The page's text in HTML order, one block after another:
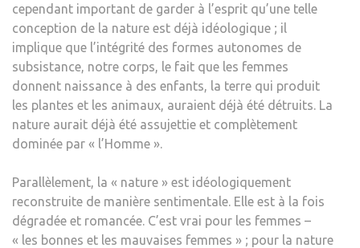
cependant important de garder à l’esprit qu’une telle
conception de la nature est déjà idéologique ; il
implique que l’intégrité des formes autonomes de
subsistance, notre corps, le fait que les femmes
donnent naissance à des enfants, la terre qui produit
les plantes et les animaux, auraient déjà été détruits. La
nature aurait déjà été assujettie et complètement
dominée par « l’Homme ».
Parallèlement, la « nature » est idéologiquement
reconstruite de manière sentimentale. Elle est à la fois
dégradée et romancée. C’est vrai pour les femmes –
« les bonnes et les mauvaises femmes » ; pour la nature